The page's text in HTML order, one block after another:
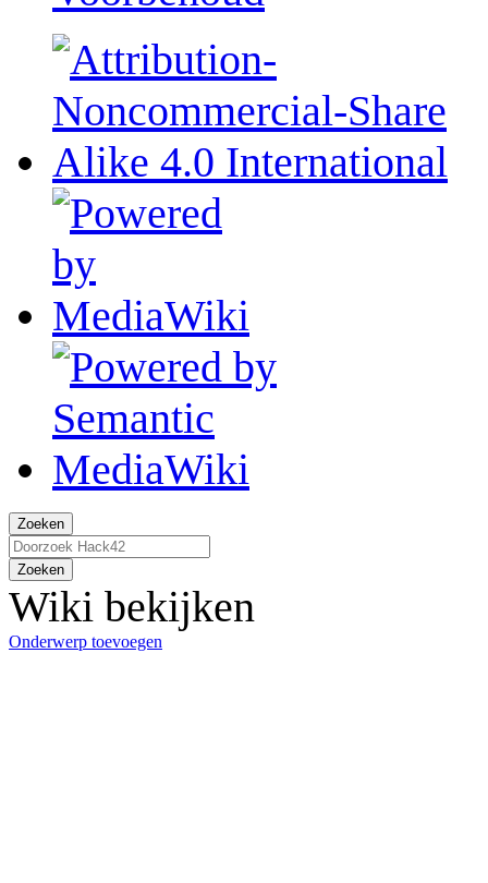
Zoeken
Zoeken
Wiki bekijken
Onderwerp toevoegen